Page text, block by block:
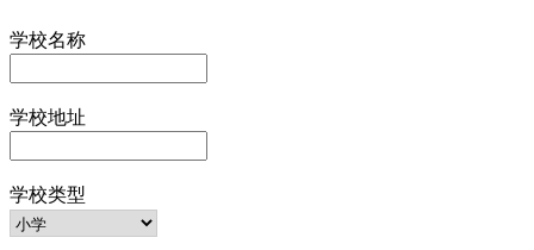
学校名称
学校地址
学校类型